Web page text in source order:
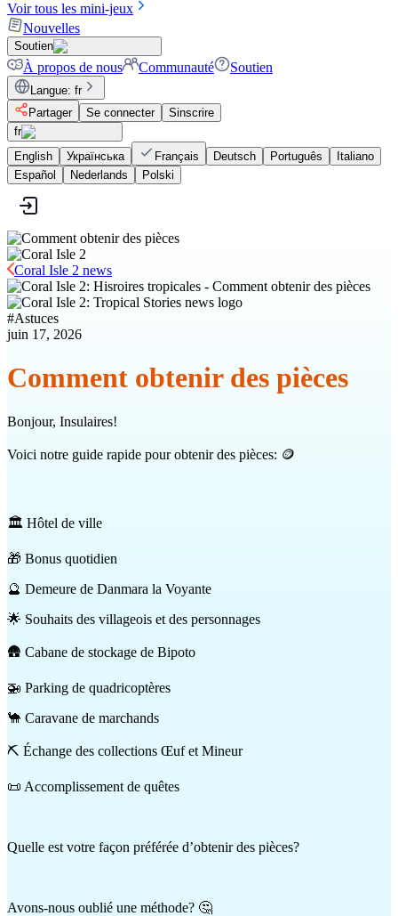
Voir tous les mini-jeux
Nouvelles
Soutien
À propos de nous Communauté Soutien
Langue: fr
Partager
Se connecter
Sinscrire
fr
English
Українська Français Deutsch Português
Italiano
Español
Nederlands Polski
Coral Isle 2 news
#Astuces
juin 17, 2026
Comment obtenir des pièces
Bonjour, Insulaires!
Voici notre guide rapide pour obtenir des pièces: 🪙
🏛️ Hôtel de ville
🎁 Bonus quotidien
🔮 Demeure de Danmara la Voyante
🌟 Souhaits des villageois et des personnages
🛖 Cabane de stockage de Bipoto
🚁 Parking de quadricoptères
🐪 Caravane de marchands
⛏️ Échange des collections Œuf et Mineur
📜 Accomplissement de quêtes
Quelle est votre façon préférée d’obtenir des pièces?
Avons-nous oublié une méthode? 🤔